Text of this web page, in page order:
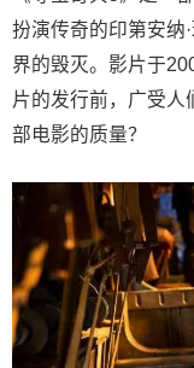
扮演传奇的印第安纳
界的毁灭。影片于
片的发行前，广受人
部电影的质量？